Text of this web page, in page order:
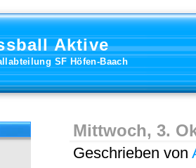
Aktive
SF Höfen-Baach
Mittwoch, 3.
Geschrieben von